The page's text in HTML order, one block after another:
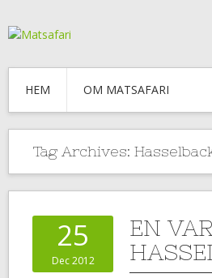
HEM OM MATSAFARI
Tag Archives:
25
Dec 2012
EN